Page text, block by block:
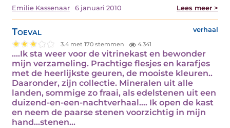
Emilie Kassenaar 6 januari 2010 Lees meer >
Toeval verhaal
3.4 met 170 stemmen 4.341
....Ik sta weer voor de vitrinekast en bewonder
mijn verzameling. Prachtige flesjes en karafjes
met de heerlijkste geuren, de mooiste kleuren..
Daaronder, zijn collectie. Mineralen uit alle
landen, sommige zo fraai, als edelstenen uit een
duizend-en-een-nachtverhaal.... Ik open de kast
en neem de paarse stenen voorzichtig in mijn
hand...stenen…